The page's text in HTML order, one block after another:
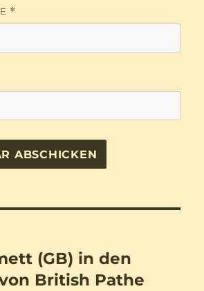
*
(GB) in den
British Pathe